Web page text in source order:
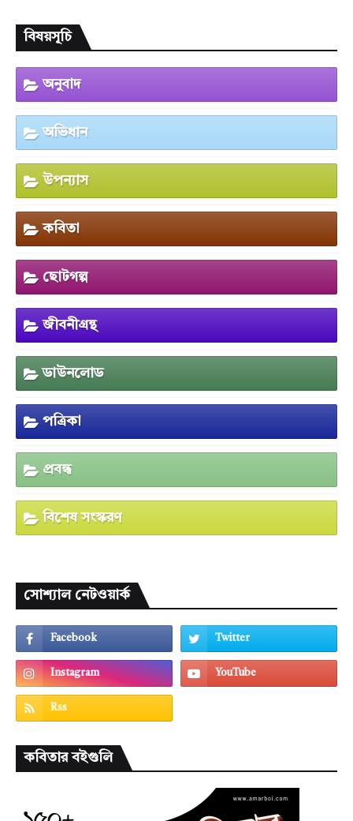
বিষয়সূচি
অনুবাদ
অভিধান
উপন্যাস
কবিতা
ছোটগল্প
জীবনীগ্রন্থ
ডাউনলোড
পত্রিকা
প্রবন্ধ
বিশেষ সংস্করণ
সোশ্যাল নেটওয়ার্ক
কবিতার বইগুলি